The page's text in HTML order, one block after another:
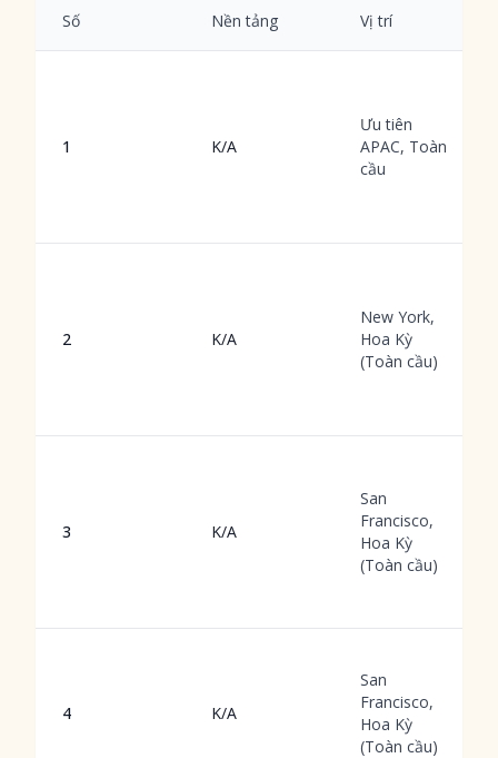
Số Nền tảng Vị trí
1 K/A
Ưu tiên
APAC, Toàn
cầu
2 K/A
New York,
Hoa Kỳ
(Toàn cầu)
3 K/A
San
Francisco,
Hoa Kỳ
(Toàn cầu)
4 K/A
San
Francisco,
Hoa Kỳ
(Toàn cầu)